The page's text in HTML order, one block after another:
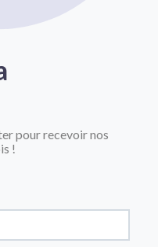
pour recevoir nos
!